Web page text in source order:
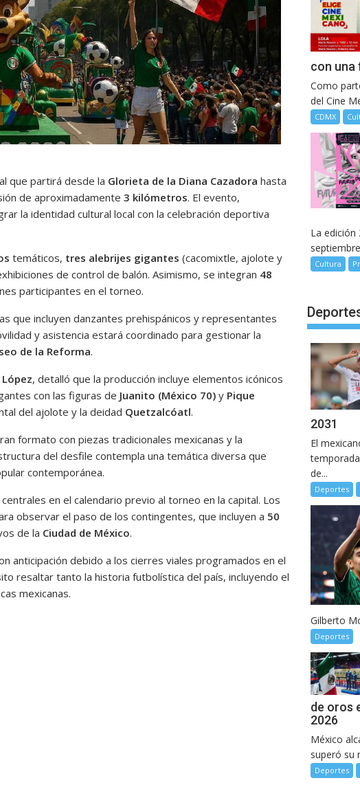
que partirá desde la Glorieta de la Diana Cazadora hasta
de aproximadamente 3 kilómetros. El evento,
la identidad cultural local con la celebración deportiva
temáticos, tres alebrijes gigantes (cacomixtle, ajolote y
de control de balón. Asimismo, se integran 48
participantes en el torneo.
que incluyen danzantes prehispánicos y representantes
y asistencia estará coordinado para gestionar la
de la Reforma.
, detalló que la producción incluye elementos icónicos
con las figuras de Juanito (México 70) y Pique
del ajolote y la deidad Quetzalcóatl.
formato con piezas tradicionales mexicanas y la
del desfile contempla una temática diversa que
contemporánea.
en el calendario previo al torneo en la capital. Los
observar el paso de los contingentes, que incluyen a 50
de la Ciudad de México.
anticipación debido a los cierres viales programados en el
resaltar tanto la historia futbolística del país, incluyendo el
mexicanas.
con una
Como
del Cine
CDMX
La edición
Cultura
2031
El
de...
Deportes
Gilberto
Deportes
de oros
2026
México
superó su
Deportes